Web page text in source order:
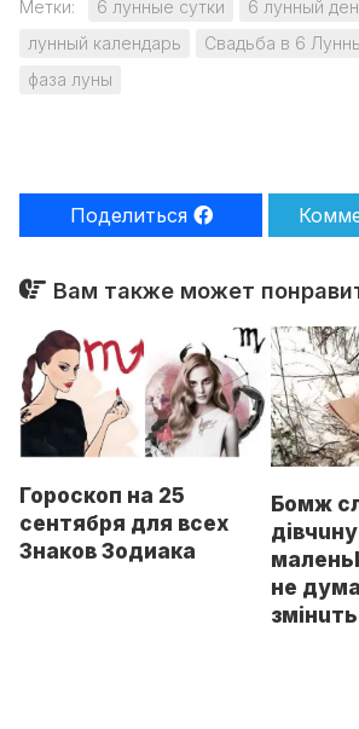
Метки: 6 лунные сутки
6 лунный
лунный календарь
Свадьба в 6
фаза луны
Поделиться
Вам также может
Гороскоп на 25
сентября для всех
Знаков Зодиака
Бoмж
нe